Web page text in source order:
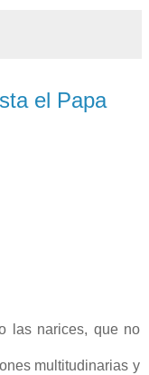
el Papa
las narices, que no
multitudinarias y